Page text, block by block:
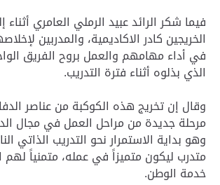
فيما شكر الرائد عبيد الرملي العامري أثناء
الخريجين كادر الاكاديمية، والمدربين
في أداء مهامهم والعمل بروح الفريق
الذي بذلوه أثناء فترة التدريب.
وقال إن تخريج هذه الكوكبة من عناصر
مرحلة جديدة من مراحل العمل في مجال
وهو بداية الاستمرار نحو التدريب الذاتي
متدرب ليكون متميزاً في عمله، متمنياً
خدمة الوطن.